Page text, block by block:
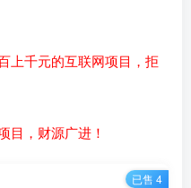
上千元的互联网项目，拒
目，财源广进！
已售 4